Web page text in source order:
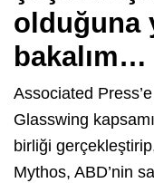
olduğuna
bakalım…
Associated
Glasswing
birliği
Mythos, ABD’nin